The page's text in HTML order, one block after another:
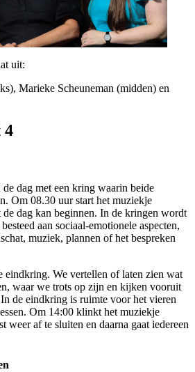
uit:
Marieke Scheuneman (midden) en
4
dag met een kring waarin beide
Om 08.30 uur start het muziekje
de dag kan beginnen. In de kringen wordt
aan sociaal-emotionele aspecten,
muziek, plannen of het bespreken
eindkring. We vertellen of laten zien wat
waar we trots op zijn en kijken vooruit
de eindkring is ruimte voor het vieren
Om 14:00 klinkt het muziekje
weer af te sluiten en daarna gaat iedereen